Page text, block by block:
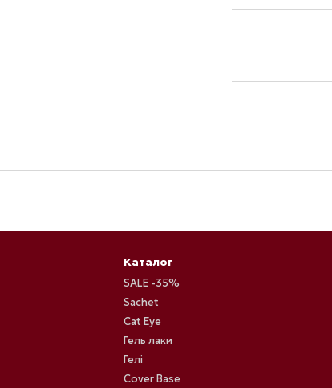
Каталог
SALE -35%
Sachet
Cat Eye
Гель лаки
Гелі
Cover Base